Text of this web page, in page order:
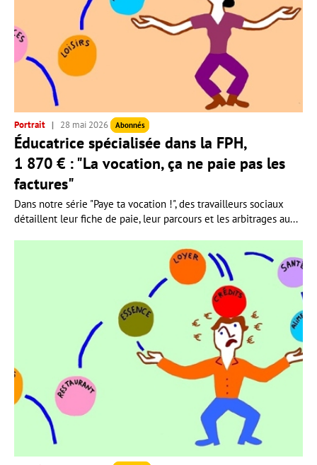
Portrait 28 mai 2026 Abonnés
Éducatrice spécialisée dans la FPH,
1 870 € : "La vocation, ça ne paie pas les
factures"
Dans notre série "Paye ta vocation !", des travailleurs sociaux
détaillent leur fiche de paie, leur parcours et les arbitrages au...